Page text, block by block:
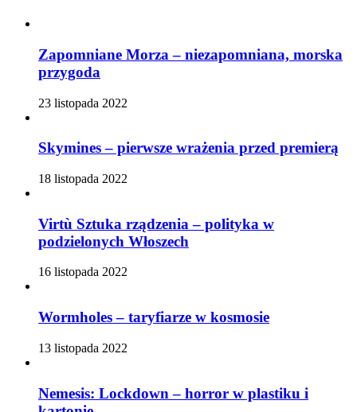
Zapomniane Morza – niezapomniana, morska
przygoda
23 listopada 2022
Skymines – pierwsze wrażenia przed premierą
18 listopada 2022
Virtù Sztuka rządzenia – polityka w
podzielonych Włoszech
16 listopada 2022
Wormholes – taryfiarze w kosmosie
13 listopada 2022
Nemesis: Lockdown – horror w plastiku i